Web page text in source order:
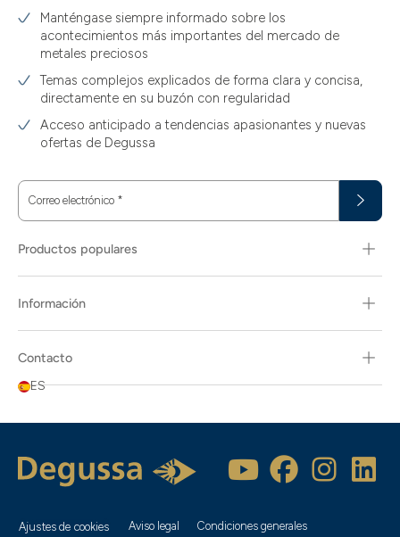
Manténgase siempre informado sobre los
acontecimientos más importantes del mercado de
metales preciosos
Temas complejos explicados de forma clara y concisa,
directamente en su buzón con regularidad
Acceso anticipado a tendencias apasionantes y nuevas
ofertas de Degussa
Correo electrónico *
Productos populares
Información
Contacto
ES
Ajustes de cookies Aviso legal Condiciones generales